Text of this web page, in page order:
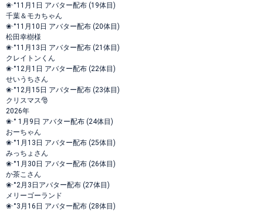
❀·°11月1日 アバター配布 (19体目)
千葉＆モカちゃん
❀·°11月10日 アバター配布 (20体目)
松田幸樹様
❀·°11月13日 アバター配布 (21体目)
クレイトンくん
❀·°12月1日 アバター配布 (22体目)
せいうちさん
❀·°12月15日 アバター配布 (23体目)
クリスマス🎅
2026年
❀·° 1月9日 アバター配布 (24体目)
おーちゃん
❀·°1月13日 アバター配布 (25体目)
みっちょさん
❀·°1月30日 アバター配布 (26体目)
か茶こさん
❀·°2月3日アバター配布 (27体目)
メリーゴーランド
❀·°3月16日 アバター配布 (28体目)